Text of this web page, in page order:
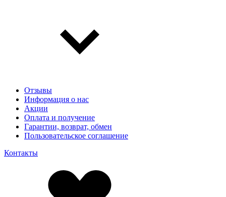
Отзывы
Информация о нас
Акции
Оплата и получение
Гарантии, возврат, обмен
Пользовательское соглашение
Контакты